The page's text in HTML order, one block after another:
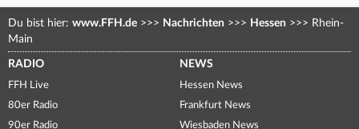
Du bist hier: www.FFH.de >>> Nachrichten >>> Hessen >>> Rhein-
Main
RADIO
FFH Live
80er Radio
90er Radio
NEWS
Hessen News
Frankfurt News
Wiesbaden News